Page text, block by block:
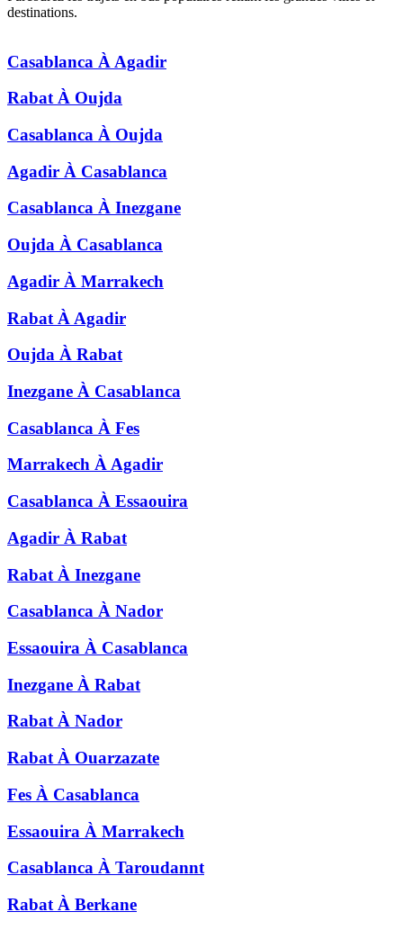
destinations.
Casablanca À Agadir
Rabat À Oujda
Casablanca À Oujda
Agadir À Casablanca
Casablanca À Inezgane
Oujda À Casablanca
Agadir À Marrakech
Rabat À Agadir
Oujda À Rabat
Inezgane À Casablanca
Casablanca À Fes
Marrakech ÀAgadir
Casablanca À Essaouira
Agadir À Rabat
Rabat À Inezgane
Casablanca À Nador
Essaouira À Casablanca
Inezgane À Rabat
Rabat À Nador
Rabat À Ouarzazate
Fes À Casablanca
Essaouira À Marrakech
Casablanca À Taroudannt
Rabat À Berkane